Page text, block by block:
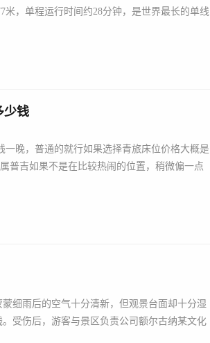
，单程运行时间约28分钟，是世界最长的单线
少钱
晚，普通的就行如果选择青旅床位价格大概是
普吉如果不是在比较热闹的位置，稍微偏一点
细雨后的空气十分清新，但观景台面却十分湿
受伤后，游客与景区负责公司额尔古纳某文化